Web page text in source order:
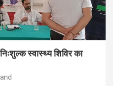
स्वास्थ्य शिविर का